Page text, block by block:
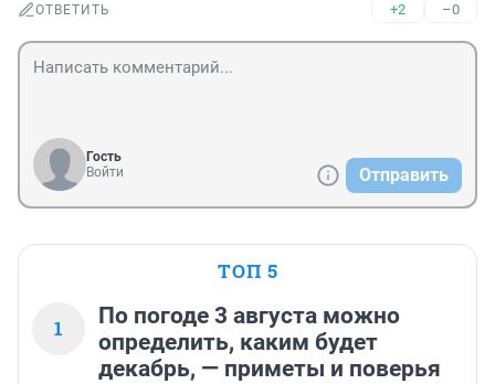
ОТВЕТИТЬ +2 –0
Гость
Войти
Отправить
ТОП 5
1
По погоде 3 августа можно
определить, каким будет
декабрь, — приметы и поверья